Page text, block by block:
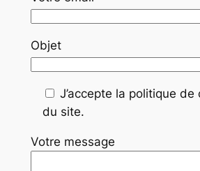
Objet
J’accepte la politique
du site.
Votre message